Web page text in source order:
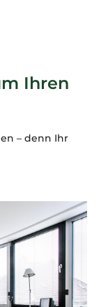
Ihren
– denn Ihr